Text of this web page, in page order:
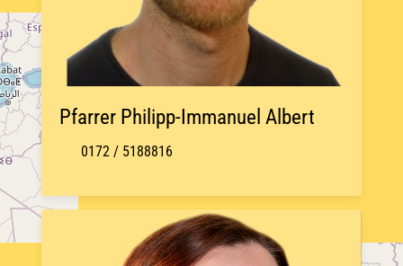
Pfarrer Philipp-Immanuel Albert
0172 / 5188816